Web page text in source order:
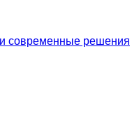
современные решения